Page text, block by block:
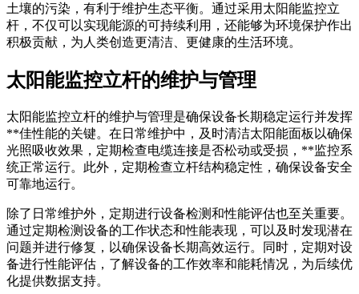
土壤的污染，有利于维护生态平衡。通过采用太阳能监控立
杆，不仅可以实现能源的可持续利用，还能够为环境保护作出
积极贡献，为人类创造更清洁、更健康的生活环境。
太阳能监控立杆的维护与管理
太阳能监控立杆的维护与管理是确保设备长期稳定运行并发挥
**佳性能的关键。在日常维护中，及时清洁太阳能面板以确保
光照吸收效果，定期检查电缆连接是否松动或受损，**监控系
统正常运行。此外，定期检查立杆结构稳定性，确保设备安全
可靠地运行。
除了日常维护外，定期进行设备检测和性能评估也至关重要。
通过定期检测设备的工作状态和性能表现，可以及时发现潜在
问题并进行修复，以确保设备长期高效运行。同时，定期对设
备进行性能评估，了解设备的工作效率和能耗情况，为后续优
化提供数据支持。